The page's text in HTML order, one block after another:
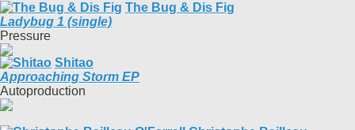
The Bug & Dis Fig
Ladybug 1 (single)
Pressure
Shitao
Approaching Storm EP
Autoproduction